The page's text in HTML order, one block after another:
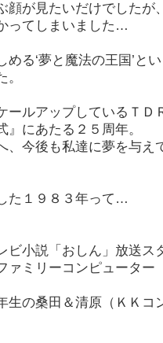
顔が見たいだけでしたが
ってしまいました…
める‘夢と魔法の王国’と
ールアップしているＴＤ
にあたる２５周年。
、今後も私達に夢を与え
た１９８３年って…
ビ小説「おしん」放送ス
ミリーコンピューター
の桑田＆清原（ＫＫコ